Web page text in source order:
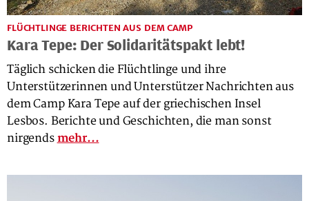
FLÜCHTLINGE BERICHTEN AUS DEM CAMP
Kara Tepe: Der Solidaritätspakt lebt!
Täglich schicken die Flüchtlinge und ihre
Unterstützerinnen und Unterstützer Nachrichten aus
dem Camp Kara Tepe auf der griechischen Insel
Lesbos. Berichte und Geschichten, die man sonst
nirgends mehr...